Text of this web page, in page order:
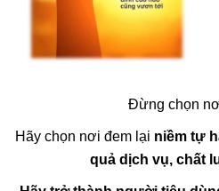
Đừng chọn
Hãy chọn nơi đem lại niềm tự
quả dịch vụ, chất